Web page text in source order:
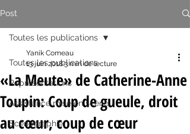
Post
Toutes les publications
Représentations
Assistance mise en scène
Scénographie
Toutes les publications
«La Meute» de Catherine-Anne
Toupin: Coup de gueule, droit
au cœur, coup de cœur
Yanik Comeau
13 juin 20183 min de lecture